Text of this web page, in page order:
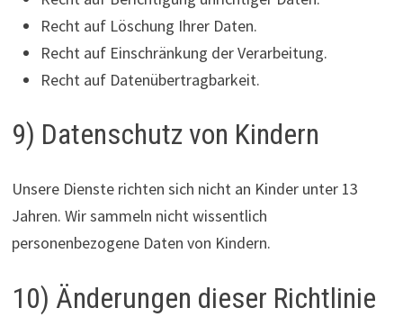
Recht auf Löschung Ihrer Daten.
Recht auf Einschränkung der Verarbeitung.
Recht auf Datenübertragbarkeit.
9) Datenschutz von Kindern
Unsere Dienste richten sich nicht an Kinder unter 13
Jahren. Wir sammeln nicht wissentlich
personenbezogene Daten von Kindern.
10) Änderungen dieser Richtlinie